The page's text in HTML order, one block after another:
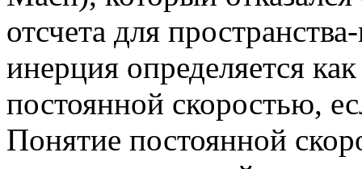
отсчета для
инерция определяется
постоянной скоростью,
Понятие постоянной